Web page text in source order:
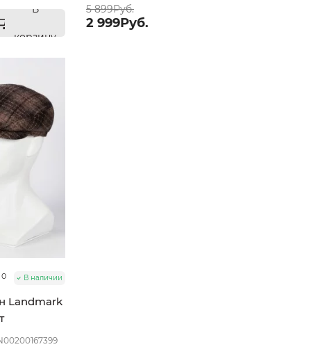
В
корзину
5 899Руб.
2 999Руб.
0 В наличии
Landmark
57